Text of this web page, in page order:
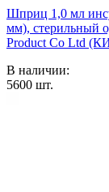
Шприц 1,0 мл
мм), стерильный
Product Co Ltd
В наличии:
5600 шт.